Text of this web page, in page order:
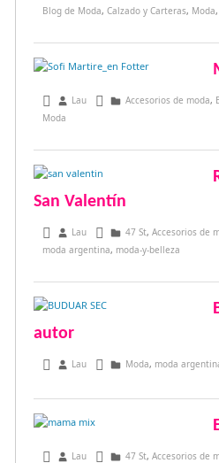
Blog de Moda, Calzado y Carteras, Moda,
junio 7, 2015
Lau Accesorios de moda,
Moda
San Valentín
febrero 2, 2015
Lau 47 St, Accesorios de
moda argentina, moda-y-belleza
autor
noviembre 24, 2014
Lau Moda, moda
octubre 13, 2014
Lau 47 St, Accesorios de